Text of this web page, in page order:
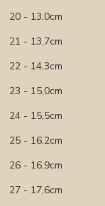
20 - 13,0cm
21 - 13,7cm
22 - 14,3cm
23 - 15,0cm
24 - 15,5cm
25 - 16,2cm
26 - 16,9cm
27 - 17,6cm